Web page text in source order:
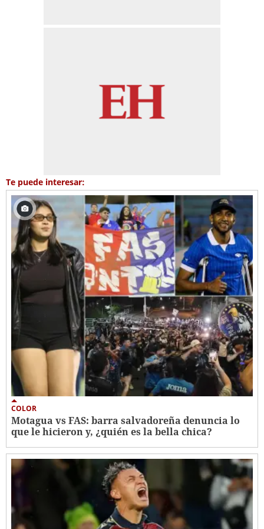
Te puede interesar:
COLOR
Motagua vs FAS: barra salvadoreña denuncia lo
que le hicieron y, ¿quién es la bella chica?